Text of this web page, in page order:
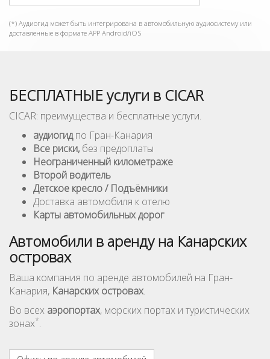
(*) Аудиогид может быть интегрирована в автомобильную аудиосистему или
доставленные в формате APP Android/iOS
БЕСПЛАТНЫЕ услуги в CICAR
CICAR: преимущества и бесплатные услуги.
аудиогидпо Гран-Канария
Все риски, без предоплаты
Неограниченный километражe
Второй водитель
Детское кресло / Подъёмники
Доставка автомобиля к отелю
Карты автомобильных дорог
Автомобили в аренду на Канарских
островах
Ваша компания по аренде автомобилей на Гран-
Канария, Канарских островах.
Во всех аэропортах, морских портах и туристических
зонах*.